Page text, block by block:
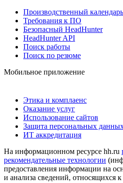
Производственный календарь
Требования к ПО
Безопасный HeadHunter
HeadHunter API
Поиск работы
Поиск по резюме
Мобильное приложение
Этика и комплаенс
Оказание услуг
Использование сайтов
Защита персональных
ИТ аккредитация
На информационном ресурсе hh.ru
рекомендательные технологии
предоставления информации на
и анализа сведений, относящихся